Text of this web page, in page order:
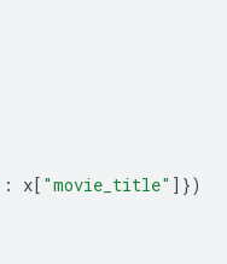
: x[ "movie_title" ]})